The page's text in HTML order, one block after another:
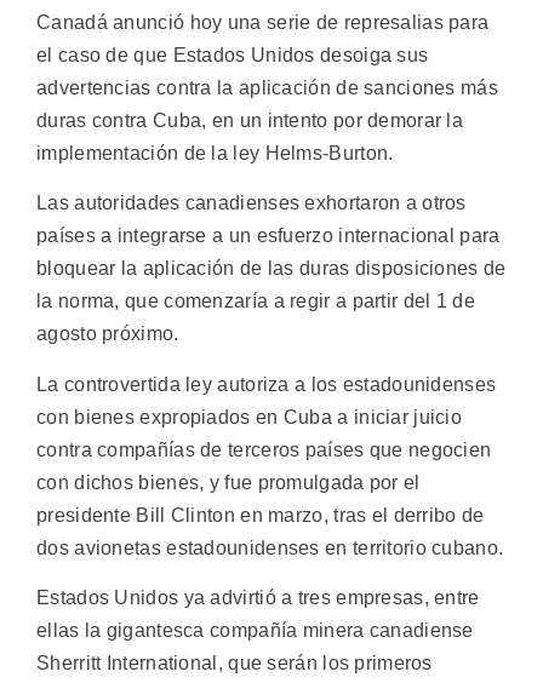
Canadá anunció hoy una serie de represalias para
el caso de que Estados Unidos desoiga sus
advertencias contra la aplicación de sanciones más
duras contra Cuba, en un intento por demorar la
implementación de la ley Helms-Burton.
Las autoridades canadienses exhortaron a otros
países a integrarse a un esfuerzo internacional para
bloquear la aplicación de las duras disposiciones de
la norma, que comenzaría a regir a partir del 1 de
agosto próximo.
La controvertida ley autoriza a los estadounidenses
con bienes expropiados en Cuba a iniciar juicio
contra compañías de terceros países que negocien
con dichos bienes, y fue promulgada por el
presidente Bill Clinton en marzo, tras el derribo de
dos avionetas estadounidenses en territorio cubano.
Estados Unidos ya advirtió a tres empresas, entre
ellas la gigantesca compañía minera canadiense
Sherritt International, que serán los primeros